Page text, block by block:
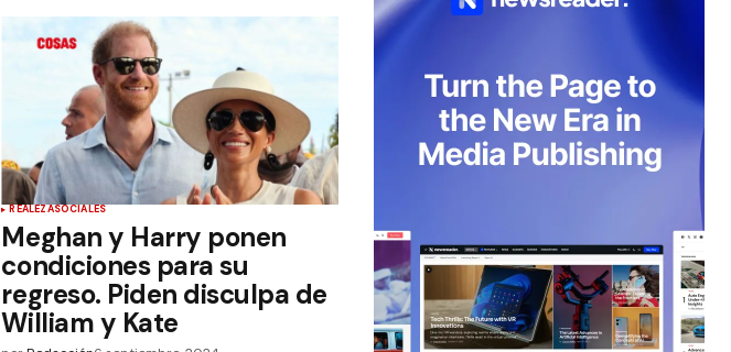
REALEZASOCIALES
Meghan y Harry ponen
condiciones para su
regreso. Piden disculpa de
William y Kate